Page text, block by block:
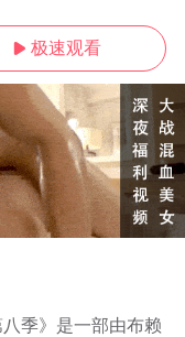
 极速观看
季》是一部由布赖